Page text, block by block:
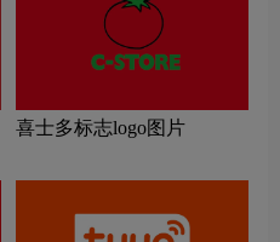
喜士多标志logo图片